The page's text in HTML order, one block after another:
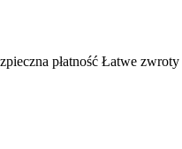
płatność Łatwe zwroty